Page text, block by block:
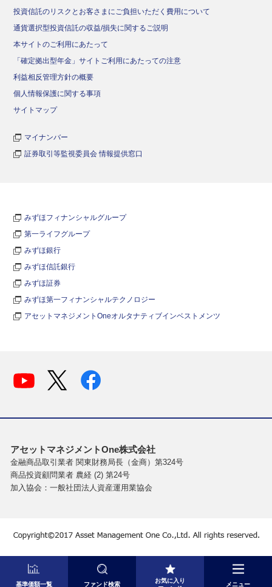
基準価額一覧 ファンド検索
お気に入り
メニュー
投資信託のリスクとお客さまにご負担いただく費用について
通貨選択型投資信託の収益/損失に関するご説明
本サイトのご利用にあたって
「確定拠出型年金」サイトご利用にあたっての注意
利益相反管理方針の概要
個人情報保護に関する事項
サイトマップ
マイナンバー
証券取引等監視委員会 情報提供窓口
みずほフィナンシャルグループ
第一ライフグループ
みずほ銀行
みずほ信託銀行
みずほ証券
みずほ第一フィナンシャルテクノロジー
アセットマネジメントOneオルタナティブインベストメンツ
アセットマネジメントOne株式会社
金融商品取引業者 関東財務局長（金商）第324号
商品投資顧問業者 農経 (2) 第24号
加入協会：一般社団法人資産運用業協会